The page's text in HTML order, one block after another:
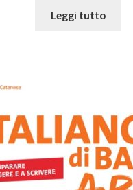
Leggi tutto